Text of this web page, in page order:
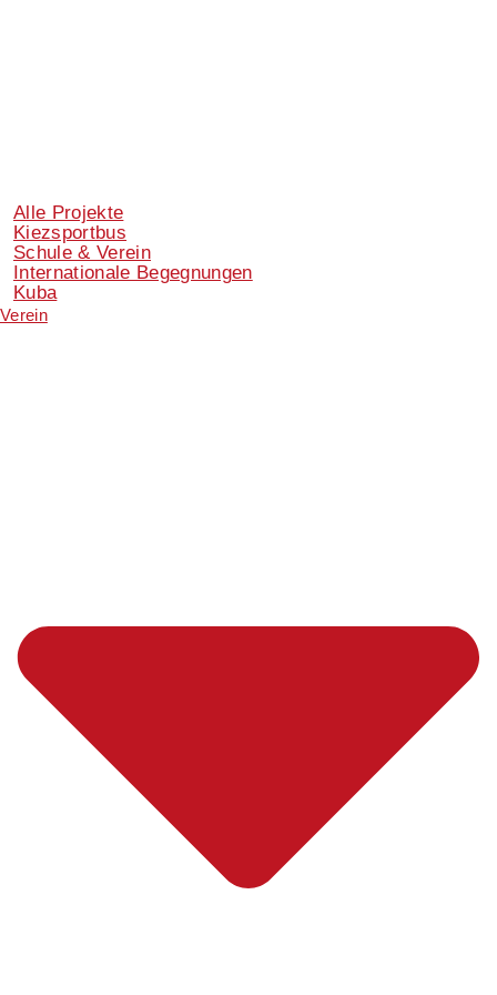
Alle Projekte
Kiezsportbus
Schule & Verein
Internationale Begegnungen
Kuba
Verein